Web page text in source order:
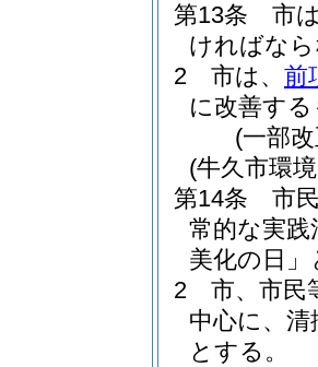
第13条
市
ければな
2
市は、 前
に改善す
(一部
(牛久市環
第14条
市
常的な実
美化の日
2
市、市民
中心に、
とする。